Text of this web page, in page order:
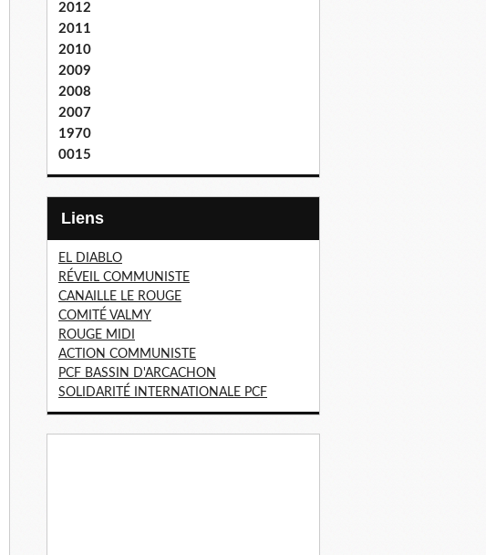
2012
2011
2010
2009
2008
2007
1970
0015
Liens
EL DIABLO
RÉVEIL COMMUNISTE
CANAILLE LE ROUGE
COMITÉ VALMY
ROUGE MIDI
ACTION COMMUNISTE
PCF BASSIN D'ARCACHON
SOLIDARITÉ INTERNATIONALE PCF